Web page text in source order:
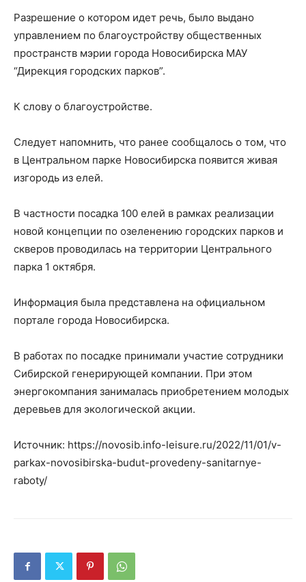
Разрешение о котором идет речь, было выдано
управлением по благоустройству общественных
пространств мэрии города Новосибирска МАУ
“Дирекция городских парков”.
К слову о благоустройстве.
Следует напомнить, что ранее сообщалось о том, что
в Центральном парке Новосибирска появится живая
изгородь из елей.
В частности посадка 100 елей в рамках реализации
новой концепции по озеленению городских парков и
скверов проводилась на территории Центрального
парка 1 октября.
Информация была представлена на официальном
портале города Новосибирска.
В работах по посадке принимали участие сотрудники
Сибирской генерирующей компании. При этом
энергокомпания занималась приобретением молодых
деревьев для экологической акции.
Источник: https://novosib.info-leisure.ru/2022/11/01/v-
parkax-novosibirska-budut-provedeny-sanitarnye-
raboty/